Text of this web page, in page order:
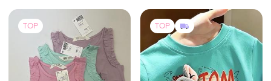
TOP TOP